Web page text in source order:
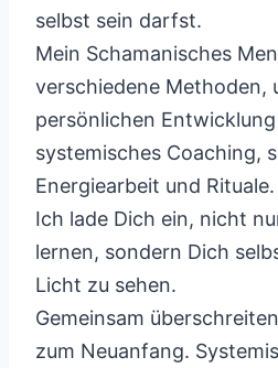
selbst sein darfst.
Mein Schamanisches
verschiedene Methoden,
persönlichen
systemisches Coaching,
Energiearbeit und Rituale.
Ich lade Dich ein, nicht
lernen, sondern Dich
Licht zu sehen.
Gemeinsam
zum Neuanfang.